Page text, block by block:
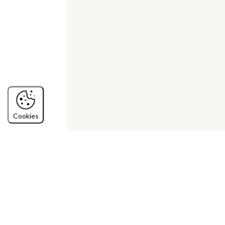
Cookies